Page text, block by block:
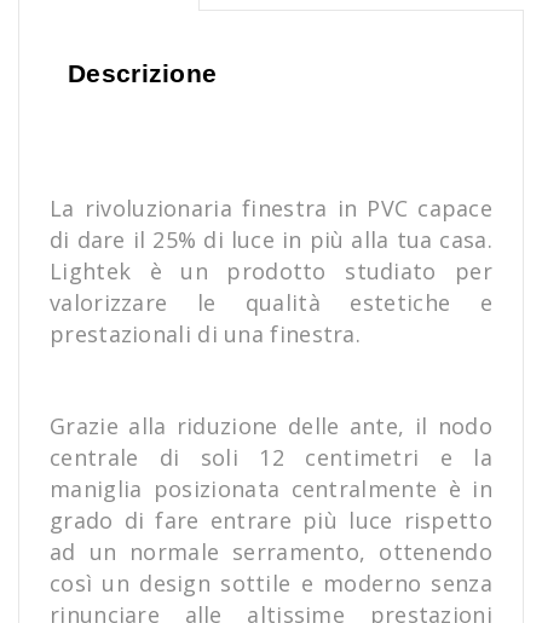
Descrizione
La rivoluzionaria finestra in PVC capace
di dare il 25% di luce in più alla tua casa.
Lightek è un prodotto studiato per
valorizzare le qualità estetiche e
prestazionali di una finestra.
Grazie alla riduzione delle ante, il nodo
centrale di soli 12 centimetri e la
maniglia posizionata centralmente è in
grado di fare entrare più luce rispetto
ad un normale serramento, ottenendo
così un design sottile e moderno senza
rinunciare alle altissime prestazioni